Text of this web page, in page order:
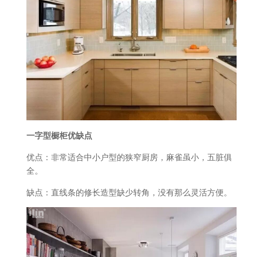
一字型橱柜优缺点
优点：非常适合中小户型的狭窄厨房，麻雀虽小，五脏俱
全。
缺点：直线条的修长造型缺少转角，没有那么灵活方便。